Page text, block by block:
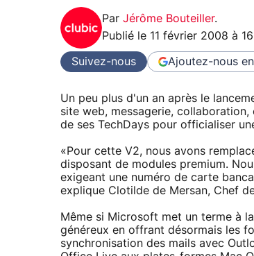
Par Jérôme Bouteiller.
Publié le 11 février 2008 à
Suivez-nous Ajoutez-nous
Un peu plus d'un an après le
site web, messagerie,
de ses TechDays pour officialiser
«Pour cette V2, nous avons
disposant de modules premium.
exigeant une numéro de carte
explique Clotilde de Mersan, Chef
Même si Microsoft met un terme à
généreux en offrant désormais les
synchronisation des mails avec